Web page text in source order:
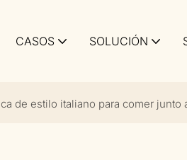
CASOS SOLUCIÓN
de estilo italiano para comer junto